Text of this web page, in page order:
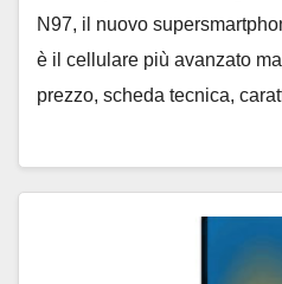
N97, il nuovo
è il cellulare più avanzato
prezzo, scheda tecnica,